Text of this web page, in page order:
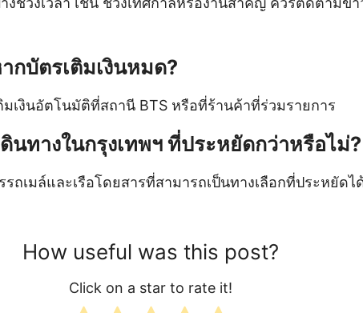
กบัตรเติมเงินหมด?
เงินอัตโนมัติที่สถานี BTS หรือที่ร้านค้าที่ร่วมรายการ
นทางในกรุงเทพฯ ที่ประหยัดกว่าหรือไม่?
รถเมล์และเรือโดยสารที่สามารถเป็นทางเลือกที่ประหยัด
How useful was this post?
Click on a star to rate it!